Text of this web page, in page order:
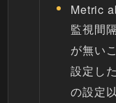
Metric
監視間
が無い
設定し
の設定